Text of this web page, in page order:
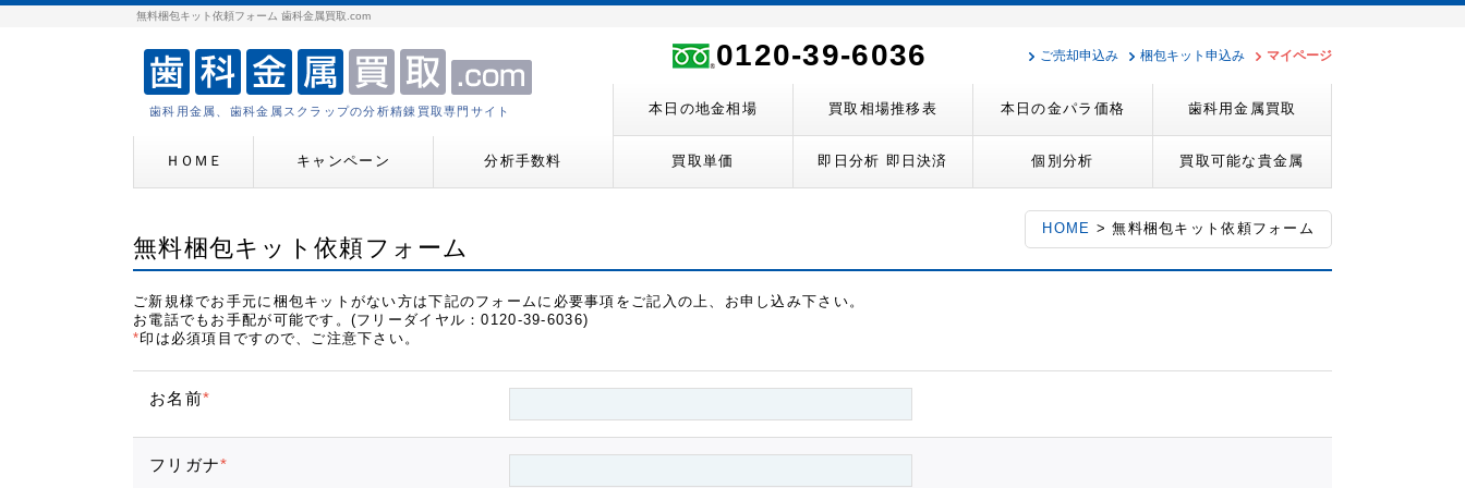
無料梱包キット依頼フォーム 歯科金属買取.com
歯科用金属、歯科金属スクラップの分析精錬買取専門サイト
0120-39-6036 ご売却申込み 梱包キット申込み マイページ
本日の地金相場 買取相場推移表 本日の金パラ価格 歯科用金属買取
ＨＯＭＥ キャンペーン 分析手数料 買取単価 即日分析 即日決済 個別分析 買取可能な貴金属
無料梱包キット依頼フォーム
HOME > 無料梱包キット依頼フォーム
ご新規様でお手元に梱包キットがない方は下記のフォームに必要事項をご記入の上、お申し込み下さい。
お電話でもお手配が可能です。(フリーダイヤル：0120-39-6036)
*印は必須項目ですので、ご注意下さい。
お名前*
フリガナ*